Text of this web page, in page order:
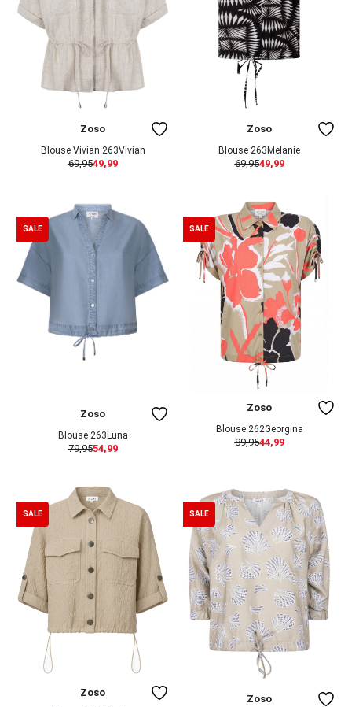
Zoso
Blouse Vivian 263Vivian
69,9549,99
Zoso
Blouse 263Melanie
69,9549,99
SALE
Zoso
Blouse 263Luna
79,9554,99
SALE
Zoso
Blouse 262Georgina
89,9544,99
SALE
Zoso
SALE
Zoso